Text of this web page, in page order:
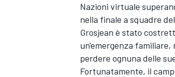
MONOPOSTO
Nazioni virtuale
nella finale a squadre
Grosjean è stato
un'emergenza
perdere ognuna delle
Fortunatamente, il